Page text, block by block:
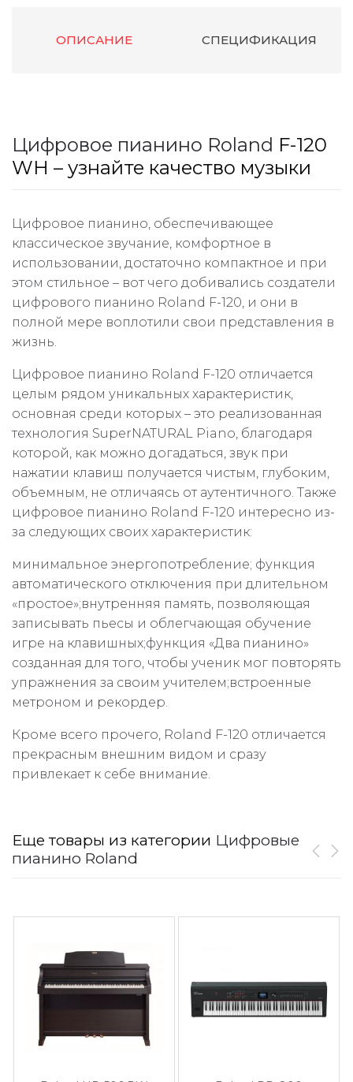
ОПИСАНИЕ СПЕЦИФИКАЦИЯ
Цифровое пианино Roland F-120
WH – узнайте качество музыки
Цифровое пианино, обеспечивающее
классическое звучание, комфортное в
использовании, достаточно компактное и при
этом стильное – вот чего добивались создатели
цифрового пианино Roland F-120, и они в
полной мере воплотили свои представления в
жизнь.
Цифровое пианино Roland F-120 отличается
целым рядом уникальных характеристик,
основная среди которых – это реализованная
технология SuperNATURAL Piano, благодаря
которой, как можно догадаться, звук при
нажатии клавиш получается чистым, глубоким,
объемным, не отличаясь от аутентичного. Также
цифровое пианино Roland F-120 интересно из-
за следующих своих характеристик:
минимальное энергопотребление; функция
автоматического отключения при длительном
«простое»;внутренняя память, позволяющая
записывать пьесы и облегчающая обучение
игре на клавишных;функция «Два пианино»
созданная для того, чтобы ученик мог повторять
упражнения за своим учителем;встроенные
метроном и рекордер.
Кроме всего прочего, Roland F-120 отличается
прекрасным внешним видом и сразу
привлекает к себе внимание.
Еще товары из категории Цифровые
пианино Roland